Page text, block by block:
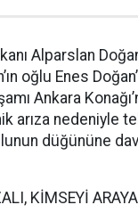
Alparslan
oğlu Enes
Ankara
arıza nedeniyle
düğününe
KİMSEYİ